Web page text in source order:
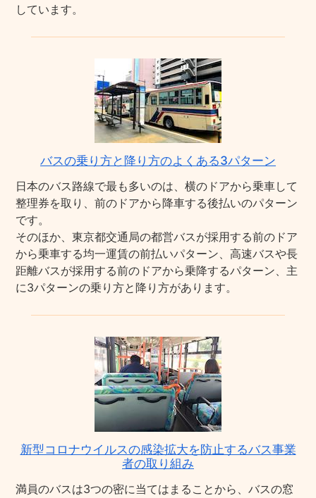
しています。
バスの乗り方と降り方のよくある3パターン
日本のバス路線で最も多いのは、横のドアから乗車して
整理券を取り、前のドアから降車する後払いのパターン
です。
そのほか、東京都交通局の都営バスが採用する前のドア
から乗車する均一運賃の前払いパターン、高速バスや長
距離バスが採用する前のドアから乗降するパターン、主
に3パターンの乗り方と降り方があります。
新型コロナウイルスの感染拡大を防止するバス事業
者の取り組み
満員のバスは3つの密に当てはまることから、バスの窓